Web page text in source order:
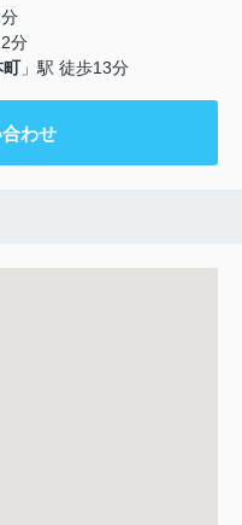
分
町」駅 徒歩13分
わせ